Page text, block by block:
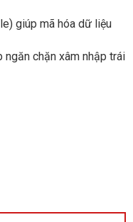
giúp mã hóa dữ liệu
chặn xâm nhập trái